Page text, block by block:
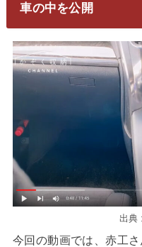
車の中を公開
出
今回の動画では、赤工